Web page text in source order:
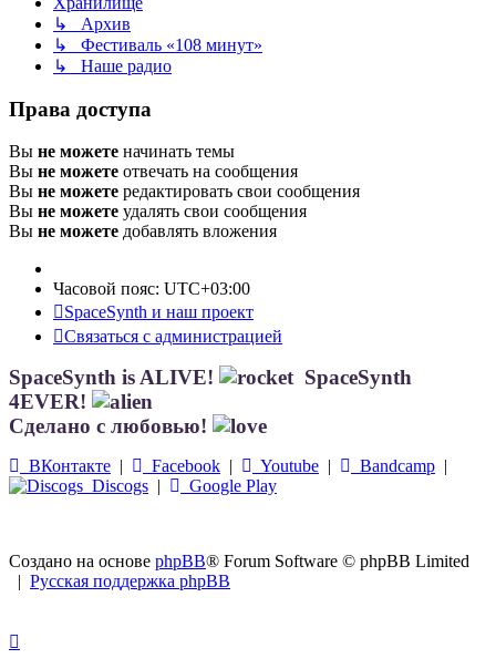
↳ Архив
↳ Фестиваль «108 минут»
↳ Наше радио
Права доступа
Вы не можете начинать темы
Вы не можете отвечать на сообщения
Вы не можете редактировать свои сообщения
Вы не можете удалять свои сообщения
Вы не можете добавлять вложения
Часовой пояс: UTC+03:00
SpaceSynth и наш проект
Связаться с администрацией
SpaceSynth is ALIVE!
SpaceSynth
4EVER!
Сделано с любовью!
ВКонтакте | Facebook | Youtube | Bandcamp |
Discogs | Google Play
Создано на основе phpBB® Forum Software © phpBB Limited
| Русская поддержка phpBB